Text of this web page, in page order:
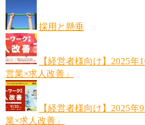
採用と懸垂
【経営者様向け】2025
営業×求人改善」
【経営者様向け】2025
業×求人改善」